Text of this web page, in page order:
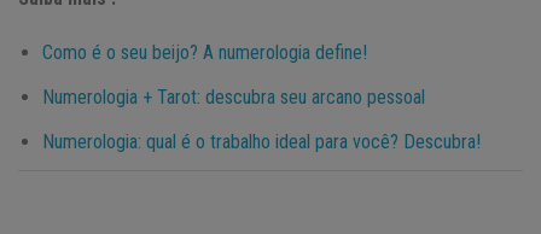
Como é o seu beijo? A numerologia define!
Numerologia + Tarot: descubra seu arcano pessoal
Numerologia: qual é o trabalho ideal para você? Descubra!